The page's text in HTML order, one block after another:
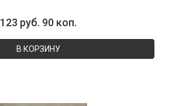
123 руб. 90 коп.
В КОРЗИНУ